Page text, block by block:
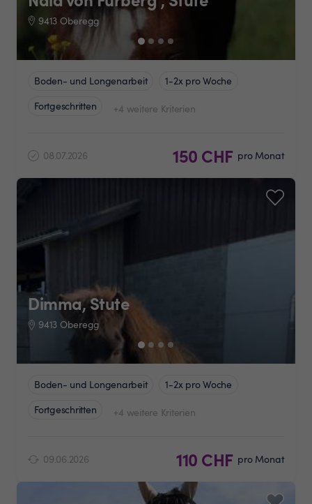
9413 Oberegg
Boden- und Longenarbeit
1-2x pro Woche
Fortgeschritten
+4 weitere Kriterien
08.07.2026 150 CHF pro Monat
Dimma, Stute
9413 Oberegg
Boden- und Longenarbeit
1-2x pro Woche
Fortgeschritten
+4 weitere Kriterien
09.06.2026 110 CHF pro Monat